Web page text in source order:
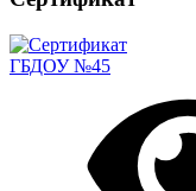
ГБДОУ №45